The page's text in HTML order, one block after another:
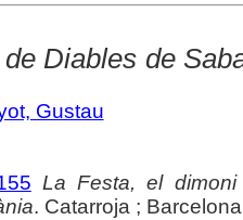
Diables de
Gustau
La Festa, el
. Catarroja ;